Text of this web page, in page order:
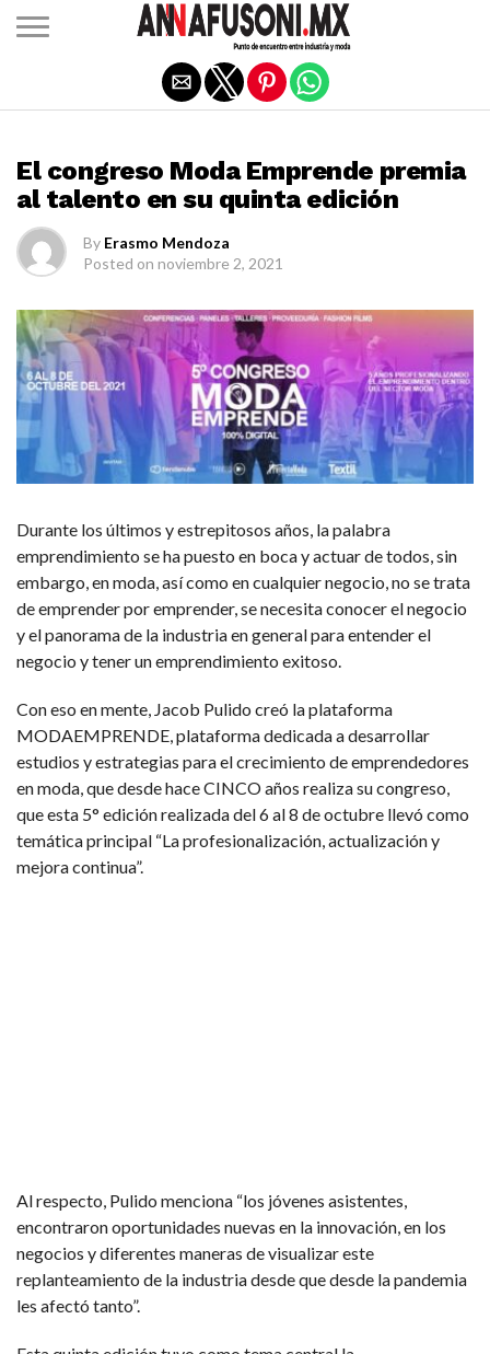
El congreso Moda Emprende premia
al talento en su quinta edición
By Erasmo Mendoza
Posted on noviembre 2, 2021
Durante los últimos y estrepitosos años, la palabra
emprendimiento se ha puesto en boca y actuar de todos, sin
embargo, en moda, así como en cualquier negocio, no se trata
de emprender por emprender, se necesita conocer el negocio
y el panorama de la industria en general para entender el
negocio y tener un emprendimiento exitoso.
Con eso en mente, Jacob Pulido creó la plataforma
MODAEMPRENDE, plataforma dedicada a desarrollar
estudios y estrategias para el crecimiento de emprendedores
en moda, que desde hace CINCO años realiza su congreso,
que esta 5° edición realizada del 6 al 8 de octubre llevó como
temática principal “La profesionalización, actualización y
mejora continua”.
Al respecto, Pulido menciona “los jóvenes asistentes,
encontraron oportunidades nuevas en la innovación, en los
negocios y diferentes maneras de visualizar este
replanteamiento de la industria desde que desde la pandemia
les afectó tanto”.
Salir de la versión móvil